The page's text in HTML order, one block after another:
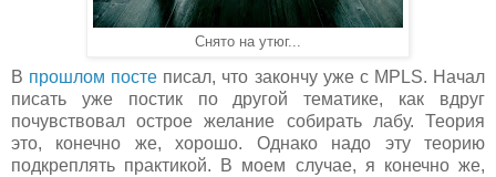
Снято на утюг...
В прошлом посте писал, что закончу уже с MPLS. Начал
писать уже постик по другой тематике, как вдруг
почувствовал острое желание собирать лабу. Теория
это, конечно же, хорошо. Однако надо эту теорию
подкреплять практикой. В моем случае, я конечно же,